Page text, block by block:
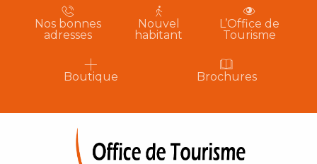
Nos bonnes
adresses
Nouvel
habitant
L’Office de
Tourisme
Boutique Brochures